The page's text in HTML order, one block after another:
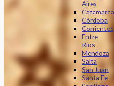
Aires
Catamarca
Córdoba
Corrientes
Entre
Ríos
Mendoza
Salta
San Juan
Santa Fe